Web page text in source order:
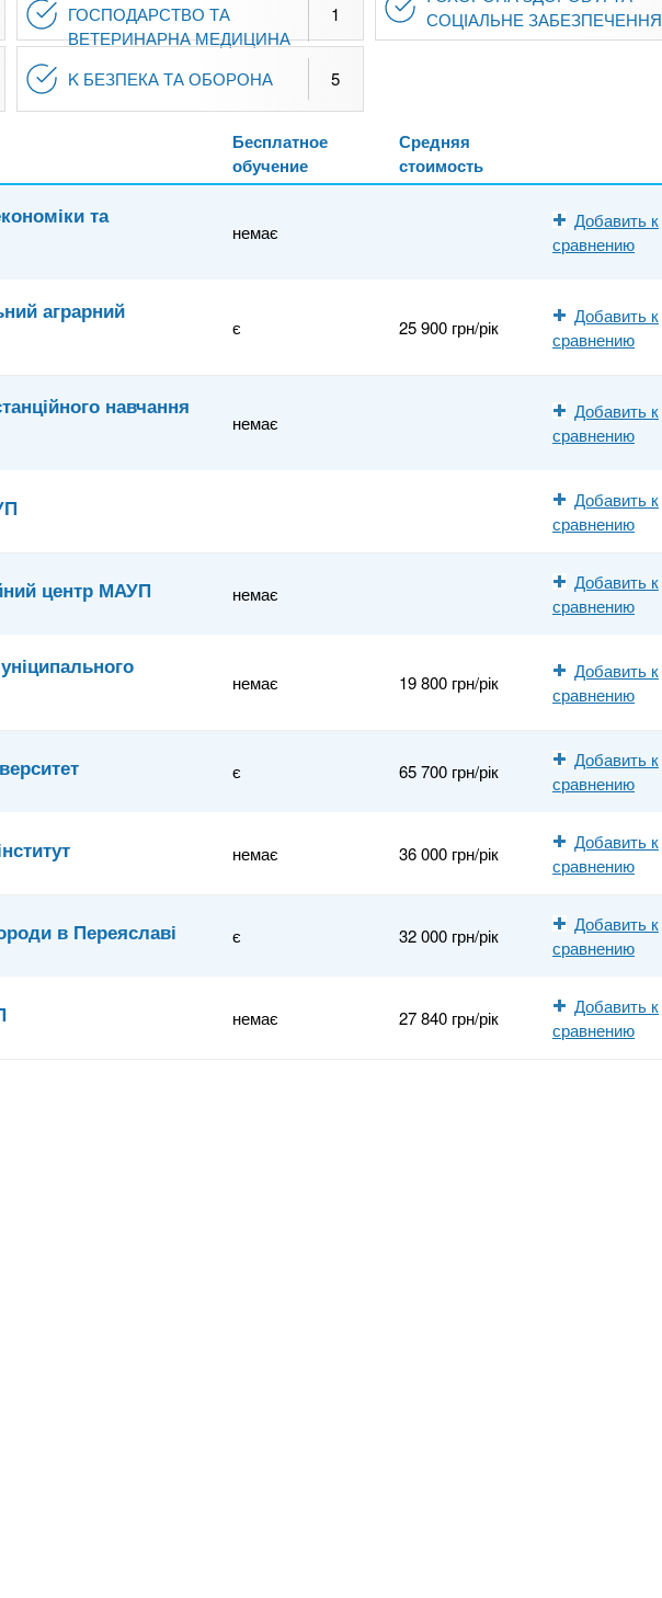
ГОСПОДАРСТВО ТА
ВЕТЕРИНАРНА МЕДИЦИНА
1
СОЦІАЛЬНЕ ЗАБЕЗПЕЧЕННЯ
K БЕЗПЕКА ТА ОБОРОНА 5
Бесплатное
обучение
Средняя
стоимость
та
немає
Добавить к
сравнению
аграрний
є 25 900 грн/рік
Добавить к
сравнению
навчання
немає
Добавить к
сравнению
Добавить к
сравнению
центр МАУП немає
Добавить к
сравнению
немає 19 800 грн/рік
Добавить к
сравнению
є 65 700 грн/рік
Добавить к
сравнению
немає 36 000 грн/рік
Добавить к
сравнению
в Переяславі є 32 000 грн/рік
Добавить к
сравнению
немає 27 840 грн/рік
Добавить к
сравнению